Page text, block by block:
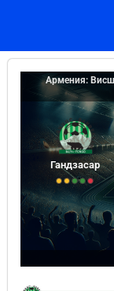
Армения:
Гандзасар